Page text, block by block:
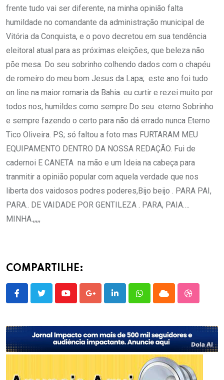
frente tudo vai ser diferente, na minha opinião falta
humildade no comandante da administração municipal de
Vitória da Conquista, e o povo decretou em sua tendência
eleitoral atual para as próximas eleições, que beleza não
põe mesa. Do seu sobrinho colhendo dados com o chapéu
de romeiro do meu bom Jesus da Lapa; este ano foi tudo
on line na maior romaria da Bahia. eu curtir e rezei muito por
todos nos, humildes como sempre.Do seu eterno Sobrinho
e sempre fazendo o certo para não dá errado nunca Eterno
Tico Oliveira. PS; só faltou a foto mas FURTARAM MEU
EQUIPAMENTO DENTRO DA NOSSA REDAÇÃO. Fui de
cadernoi E CANETA na mão e um Ideia na cabeça para
tranmitir a opinião popular com aquela verdade que nos
liberta dos vaidosos podres poderes,Bijo beijo . PARA PAI,
PARA.. DE VAIDADE POR GENTILEZA . PARA, PAIA….
MINHA.,,,,,
COMPARTILHE:
YoutubeGoogle+LinkedInWhatsappCloud